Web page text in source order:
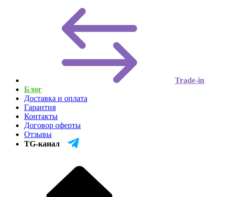
Trade-in
Блог
Доставка и оплата
Гарантия
Контакты
Договор оферты
Отзывы
TG-канал